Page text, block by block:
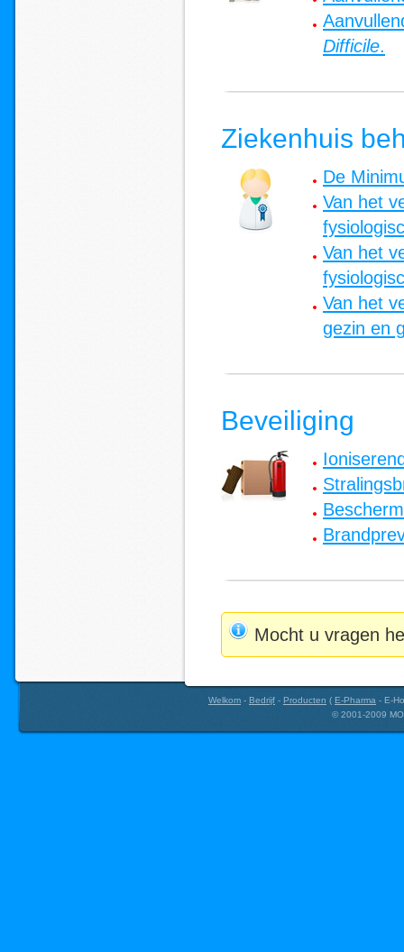
Difficile.
Ziekenhuis
De
Van het
Van het
Van het
gezin en
Beveiliging
Mocht u vragen
Welkom - Bedrijf - Producten ( E-Pharma - E-
© 2001-2009